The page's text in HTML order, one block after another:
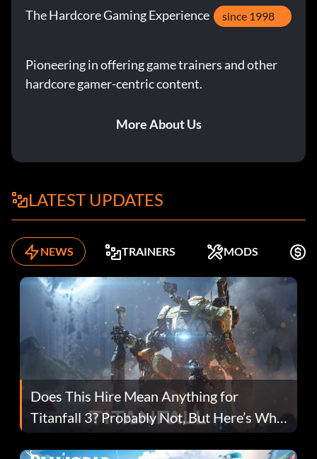
The Hardcore Gaming Experience since 1998
Pioneering in offering game trainers and other
hardcore gamer-centric content.
More About Us
LATEST UPDATES
NEWS TRAINERS MODS
Does This Hire Mean Anything for
Titanfall 3? Probably Not, But Here’s Why
Fans Are Hopeful